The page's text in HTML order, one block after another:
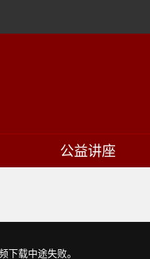
公益讲座
下载中途失败。